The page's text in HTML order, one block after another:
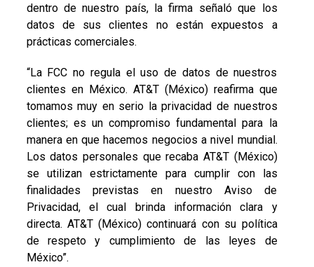
dentro de nuestro país, la firma señaló que los
datos de sus clientes no están expuestos a
prácticas comerciales.
“La FCC no regula el uso de datos de nuestros
clientes en México. AT&T (México) reafirma que
tomamos muy en serio la privacidad de nuestros
clientes; es un compromiso fundamental para la
manera en que hacemos negocios a nivel mundial.
Los datos personales que recaba AT&T (México)
se utilizan estrictamente para cumplir con las
finalidades previstas en nuestro Aviso de
Privacidad, el cual brinda información clara y
directa. AT&T (México) continuará con su política
de respeto y cumplimiento de las leyes de
México”.